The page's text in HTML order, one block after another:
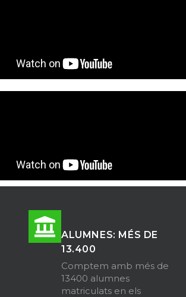
ALUMNES: MÉS DE
13.400
Comptem amb més de
13400 alumnes
matriculats en els